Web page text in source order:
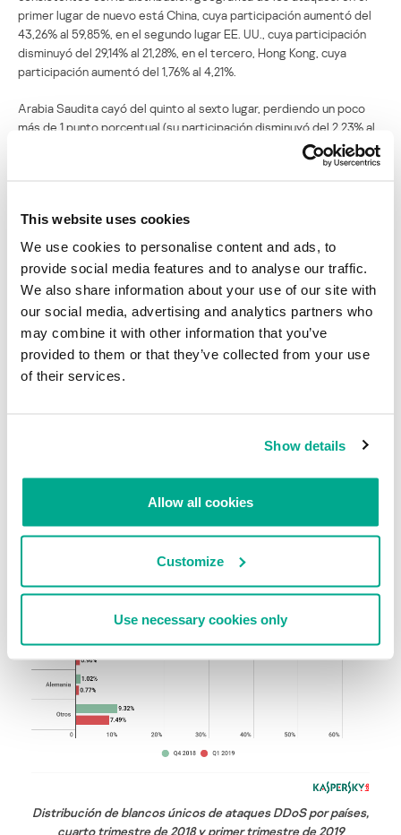
This website uses cookies
We use cookies to personalise content and ads, to
provide social media features and to analyse our traffic.
We also share information about your use of our site with
our social media, advertising and analytics partners who
may combine it with other information that you’ve
provided to them or that they’ve collected from your use
of their services.
Show details
Allow all cookies
Customize
Use necessary cookies only
primer lugar de nuevo está China, cuya participación aumentó del
43,26% al 59,85%, en el segundo lugar EE. UU., cuya participación
disminuyó del 29,14% al 21,28%, en el tercero, Hong Kong, cuya
participación aumentó del 1,76% al 4,21%.
Arabia Saudita cayó del quinto al sexto lugar, perdiendo un poco
más de 1 punto porcentual (su participación disminuyó del 2,23% al
1,08%). Canadá perdió aproximadamente la misma cantidad (del
2,21% al 1,30%), sin embargo, subió del sexto al cuarto lugar, y el
Al mismo tiempo, abandonaron el TOP 10 Australia y Brasil, que en
el último trimestre ocuparan el tercer y octavo lugar. En cambio,
lograron entrar Singapur, cuyo pequeño crecimiento (del 0,72% al
0,94%) le permitió ocupar el octavo lugar, y Polonia con una
participación que aumentó del 0,33% al 0,90%, que la hizo ocupar el
noveno puesto. Alemania (0,77%) sigue en el último puesto del
TOP 10.
Distribución de blancos únicos de ataques DDoS por países,
cuarto trimestre de 2018 y primer trimestre de 2019